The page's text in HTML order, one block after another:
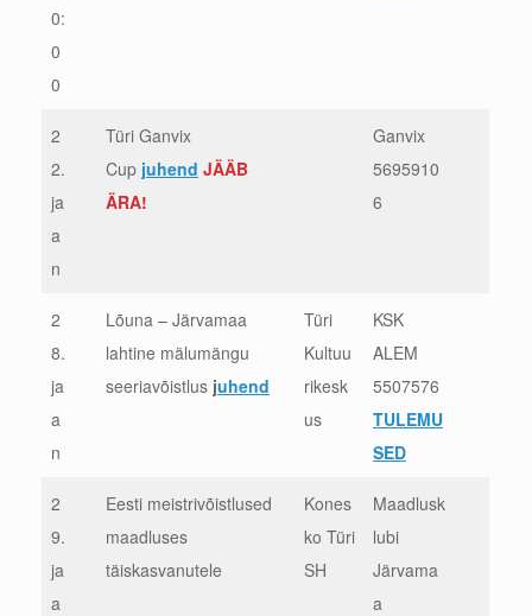
0:
0
0
2
2.
ja
a
n
Türi Ganvix
Cup juhend JÄÄB
ÄRA!
Ganvix
5695910
6
2
8.
ja
a
n
Lõuna – Järvamaa
lahtine mälumängu
seeriavõistlus juhend
Türi
Kultuu
rikesk
us
KSK
ALEM
5507576
TULEMU
SED
2
9.
ja
a
Eesti meistrivõistlused
maadluses
täiskasvanutele
Kones
ko Türi
SH
Maadlusk
lubi
Järvama
a